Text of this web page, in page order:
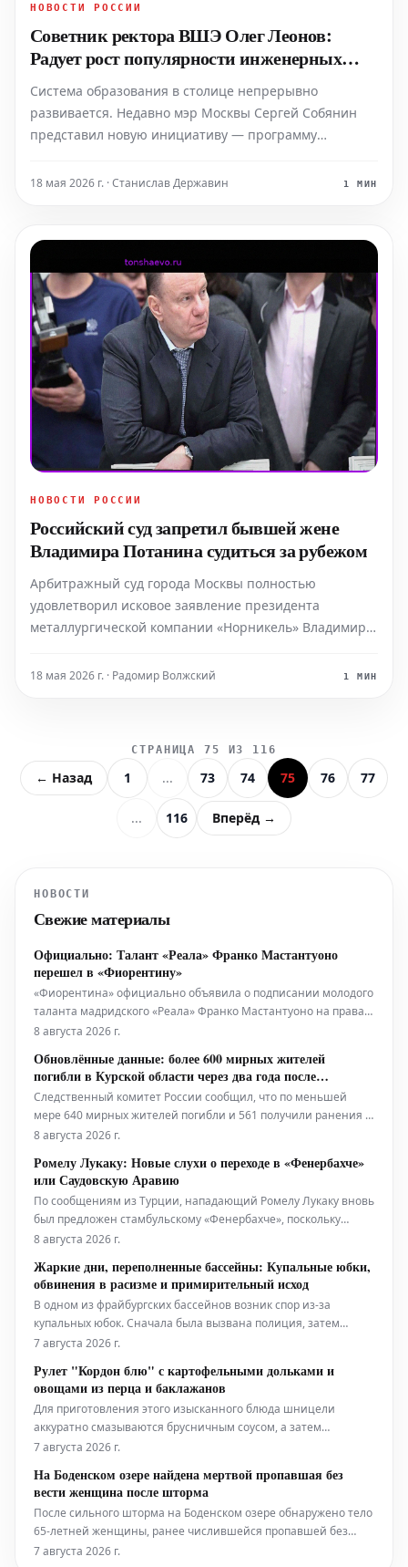
НОВОСТИ РОССИИ
Советник ректора ВШЭ Олег Леонов:
Радует рост популярности инженерных
профессий
Система образования в столице непрерывно
развивается. Недавно мэр Москвы Сергей Собянин
представил новую инициативу — программу
большинство из которых планируют продолжить
18 мая 2026 г. · Станислав Державин 1 МИН
НОВОСТИ РОССИИ
Российский суд запретил бывшей жене
Владимира Потанина судиться за рубежом
Арбитражный суд города Москвы полностью
удовлетворил исковое заявление президента
металлургической компании «Норникель» Владимира
Потаниной. Согласно решению, вынесенному 18 мая
18 мая 2026 г. · Радомир Волжский 1 МИН
СТРАНИЦА 75 ИЗ 116
← Назад 1 ... 73 74 75 76 77
... 116 Вперёд →
НОВОСТИ
Свежие материалы
Официально: Талант «Реала» Франко Мастантуоно
перешел в «Фиорентину»
«Фиорентина» официально объявила о подписании молодого
таланта мадридского «Реала» Франко Мастантуоно на правах
сезонной аренды. 18-летний Мастантуоно присоединяется к
включает опции или обязательства выкупа. Также не будет
автоматического
8 августа 2026 г.
Обновлённые данные: более 600 мирных жителей
погибли в Курской области через два года после
вторжения
Следственный комитет России сообщил, что по меньшей
мере 640 мирных жителей погибли и 561 получили ранения в
ходе оккупации украинскими силами юго-западной Курской
годовщину неожиданного трансграничного вторжения.
Обновлённая цифра от главного
8 августа 2026 г.
Ромелу Лукаку: Новые слухи о переходе в «Фенербахче»
или Саудовскую Аравию
По сообщениям из Турции, нападающий Ромелу Лукаку вновь
был предложен стамбульскому «Фенербахче», поскольку
форвард активно ищет новый клуб на предстоящий сезон
возможность перехода в Саудовскую Аравию также
становится всё более реальным вариант
8 августа 2026 г.
Жаркие дни, переполненные бассейны: Купальные юбки,
обвинения в расизме и примирительный исход
В одном из фрайбургских бассейнов возник спор из-за
купальных юбок. Сначала была вызвана полиция, затем
состоялся диалог. Это лишь один из примеров того, какие
период.
7 августа 2026 г.
Рулет "Кордон блю" с картофельными дольками и
овощами из перца и баклажанов
Для приготовления этого изысканного блюда шницели
аккуратно смазываются брусничным соусом, а затем
начиняются слоями ветчины и сыра. После этого они
золотистой корочки. Подаётся рулет "Кордон блю" с гарниром
из хрустящих картофельных долек и све
7 августа 2026 г.
На Боденском озере найдена мертвой пропавшая без
вести женщина после шторма
После сильного шторма на Боденском озере обнаружено тело
65-летней женщины, ранее числившейся пропавшей без
вести. По данным полиции, она упала в воду с моторной
7 августа 2026 г.